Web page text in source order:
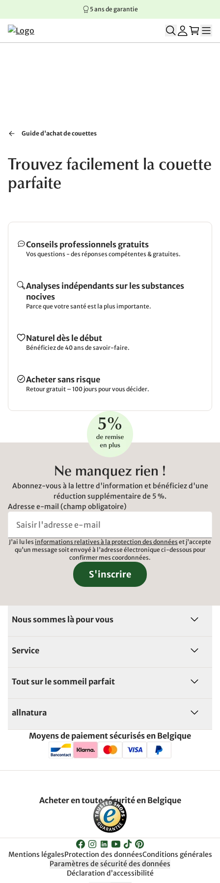
Aller au contenu principal
Aller à la navigation principale
Aller au pied de page
5 ans de garantie
Guide d'achat de couettes
Trouvez facilement la couette
parfaite
Conseils professionnels gratuits
Vos questions - des réponses compétentes & gratuites.
Analyses indépendants sur les substances
nocives
Parce que votre santé est la plus importante.
Naturel dès le début
Bénéficiez de 40 ans de savoir-faire.
Acheter sans risque
Retour gratuit – 100 jours pour vous décider.
Ne manquez rien !
Abonnez-vous à la lettre d'information et bénéficiez d'une
réduction supplémentaire de 5 %.
Adresse e-mail (champ obligatoire)
J'ai lu les informations relatives à la protection des données et j'accepte
qu'un message soit envoyé à l'adresse électronique ci-dessous pour
confirmer mes coordonnées.
S'inscrire
Nous sommes là pour vous
Service
Tout sur le sommeil parfait
allnatura
Moyens de paiement sécurisés en Belgique
Acheter en toute sécurité en Belgique
Mentions légalesProtection des donnéesConditions générales
Paramètres de sécurité des données
Déclaration d’accessibilité